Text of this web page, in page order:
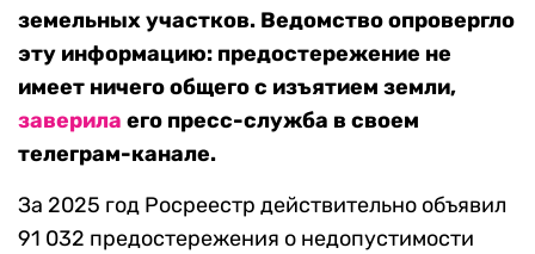
земельных участков. Ведомство опровергло
эту информацию: предостережение не
имеет ничего общего с изъятием земли,
заверила его пресс-служба в своем
телеграм-канале.
За 2025 год Росреестр действительно объявил
91 032 предостережения о недопустимости